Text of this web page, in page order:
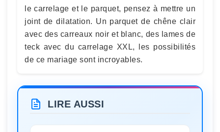
le carrelage et le parquet, pensez à mettre un
joint de dilatation. Un parquet de chêne clair
avec des carreaux noir et blanc, des lames de
teck avec du carrelage XXL, les possibilités
de ce mariage sont incroyables.
LIRE AUSSI